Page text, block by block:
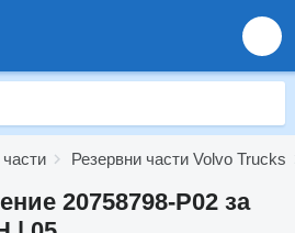
Резервни части Volvo Trucks
20758798-P02 за